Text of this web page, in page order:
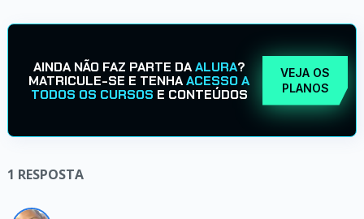
AINDA NÃO FAZ PARTE DAALURA?
MATRICULE-SE E TENHAACESSO A
TODOS OS CURSOS E CONTEÚDOS
VEJA OS
PLANOS
1 RESPOSTA